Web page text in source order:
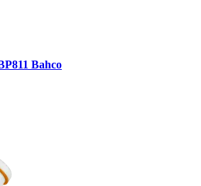
Bahco